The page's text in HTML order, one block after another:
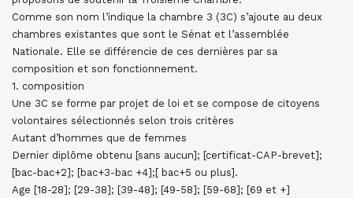
Comme son nom l’indique la chambre 3 (3C) s’ajoute au deux
chambres existantes que sont le Sénat et l’assemblée
Nationale. Elle se différencie de ces dernières par sa
composition et son fonctionnement.
1. composition
Une 3C se forme par projet de loi et se compose de citoyens
volontaires sélectionnés selon trois critères
Autant d’hommes que de femmes
Dernier diplôme obtenu [sans aucun]; [certificat-CAP-brevet];
[bac-bac+2]; [bac+3-bac +4];[ bac+5 ou plus].
Age [18-28]; [29-38]; [39-48]; [49-58]; [59-68]; [69 et +]